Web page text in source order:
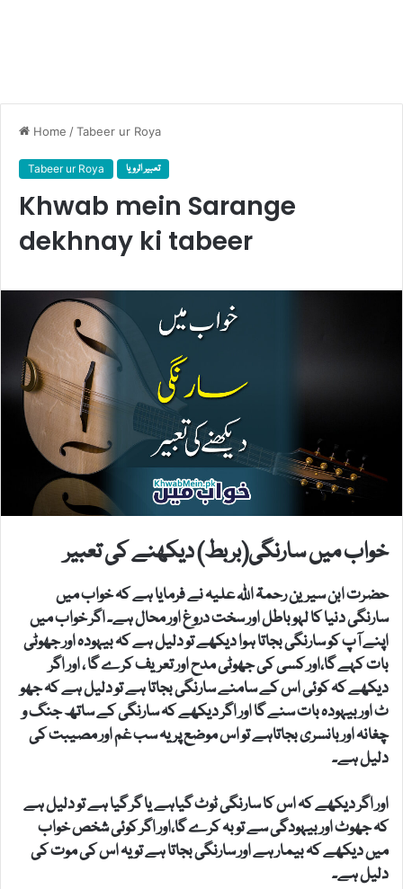
Home /Tabeer ur Roya
Tabeer ur Roya تعبیر الرویا
Khwab mein Sarange
dekhnay ki tabeer
خواب میں سارنگی(بربط) دیکھنے کی تعبیر
حضرت ابن سیرین رحمۃ اللہ علیہ نے فرمایا ہے کہ خواب میں
سارنگی دنیا کا لہو باطل اور سخت دروغ اور محال ہے۔ اگر خواب میں
اپنے آپ کو سارنگی بجاتا ہوا دیکھے تو دلیل ہے کہ بیہودہ اور جھوٹی
بات کہے گا،اور کسی کی جھوٹی مدح اور تعریف کرے گا ، اور اگر
دیکھے کہ کوئی اس کے سامنے سارنگی بجاتا ہے تو دلیل ہے کہ جھو
ٹ اور بیہودہ بات سنے گا اور اگر دیکھے کہ سارنگی کے ساتھ جنگ و
چغانہ اور بانسری بجاتاہے تو اس موضع پر یہ سب غم اور مصیبت کی
دلیل ہے۔
اور اگر دیکھے کہ اس کا سارنگی ٹوٹ گیاہے یا گر گیا ہے تو دلیل ہے
کہ جھوٹ اور بیہودگی سے توبہ کرے گا،اور اگر کوئی شخص خواب
میں دیکھے کہ بیمار ہے اور سارنگی بجاتا ہے تو یہ اس کی موت کی
دلیل ہے۔